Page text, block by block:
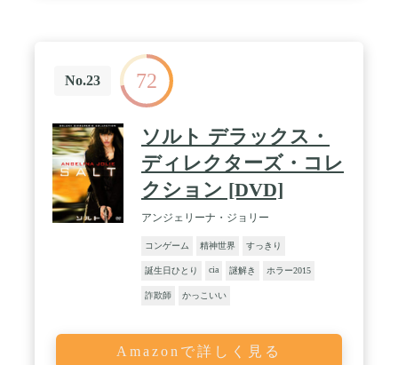
No.23 72
ソルト デラックス・
ディレクターズ・コレ
クション [DVD]
アンジェリーナ・ジョリー
コンゲーム 精神世界 すっきり
誕生日ひとり cia 謎解き ホラー2015
詐欺師 かっこいい
Amazonで詳しく見る